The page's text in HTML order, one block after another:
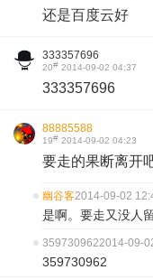
还是百度云好
333357696
20# 2014-09-02 04:37
333357696
88885588
19# 2014-09-02 04:23
要走的果断离开
幽谷客2014-09-02
是啊。要走又没人留
3597309622014-09-
359730962